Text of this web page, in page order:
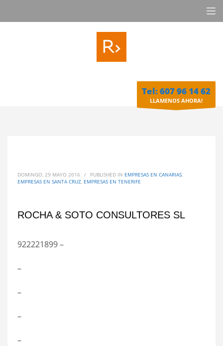
Tel: 607 96 14 62
LLAMENOS AHORA!
DOMINGO, 29 MAYO 2016 / PUBLISHED IN EMPRESAS EN CANARIAS,
EMPRESAS EN SANTA CRUZ, EMPRESAS EN TENERIFE
ROCHA & SOTO CONSULTORES SL
922221899 –
–
–
–
–